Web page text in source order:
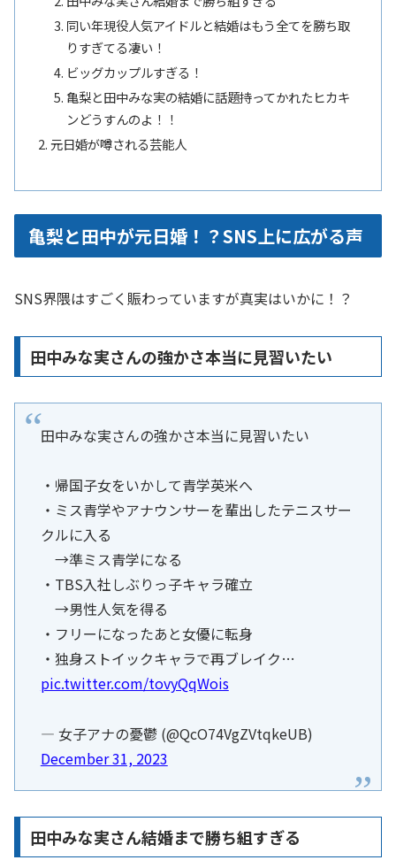
同い年現役人気アイドルと結婚はもう全てを勝ち取
りすぎてる凄い！
ビッグカップルすぎる！
亀梨と田中みな実の結婚に話題持ってかれたヒカキ
ンどうすんのよ！！
元日婚が噂される芸能人
亀梨と田中が元日婚！？SNS上に広がる声
SNS界隈はすごく賑わっていますが真実はいかに！？
田中みな実さんの強かさ本当に見習いたい
田中みな実さんの強かさ本当に見習いたい
・帰国子女をいかして青学英米へ
・ミス青学やアナウンサーを輩出したテニスサー
クルに入る
→準ミス青学になる
・TBS入社しぶりっ子キャラ確立
→男性人気を得る
・フリーになったあと女優に転身
・独身ストイックキャラで再ブレイク…
pic.twitter.com/tovyQqWois
— 女子アナの憂鬱 (@QcO74VgZVtqkeUB)
December 31, 2023
田中みな実さん結婚まで勝ち組すぎる